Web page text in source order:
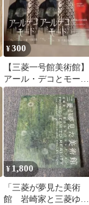
¥300
【三菱一号館美術館】
アール・デコとモード
展 フライヤー2枚
¥ 1,800
「三菱が夢見た美術
館 岩崎家と三菱ゆか